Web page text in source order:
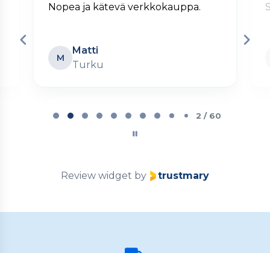
Nopea ja kätevä verkkokauppa.
M
Matti
Turku
2 / 60
Review widget by trustmary